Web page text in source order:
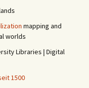
mapping and
worlds
Libraries | Digital
1500